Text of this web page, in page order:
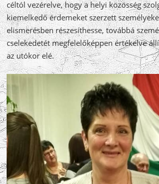
céltól vezérelve, hogy a helyi közösség
kiemelkedő érdemeket szerzett
elismerésben részesíthesse, továbbá
cselekedetét megfelelőképpen értékelve
az utókor elé.